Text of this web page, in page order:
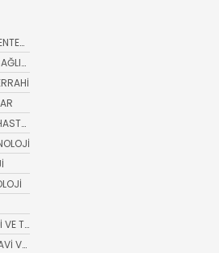
VE HASTALIKLARI
VE TRAVMATOLOJİ
VE REHABİLİTASYON